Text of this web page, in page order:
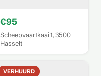
€95
Scheepvaartkaai 1, 3500
Hasselt
VERHUURD